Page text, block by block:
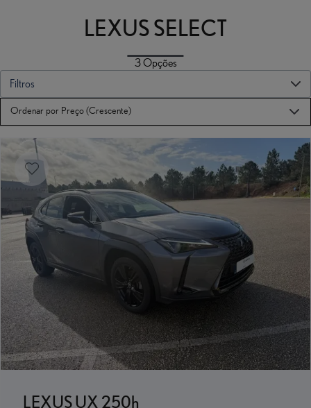
Campanhas
Registo
LEXUS SELECT
Filtros
3Opções
Ordenar por Preço (Crescente)
LEXUS UX 250h